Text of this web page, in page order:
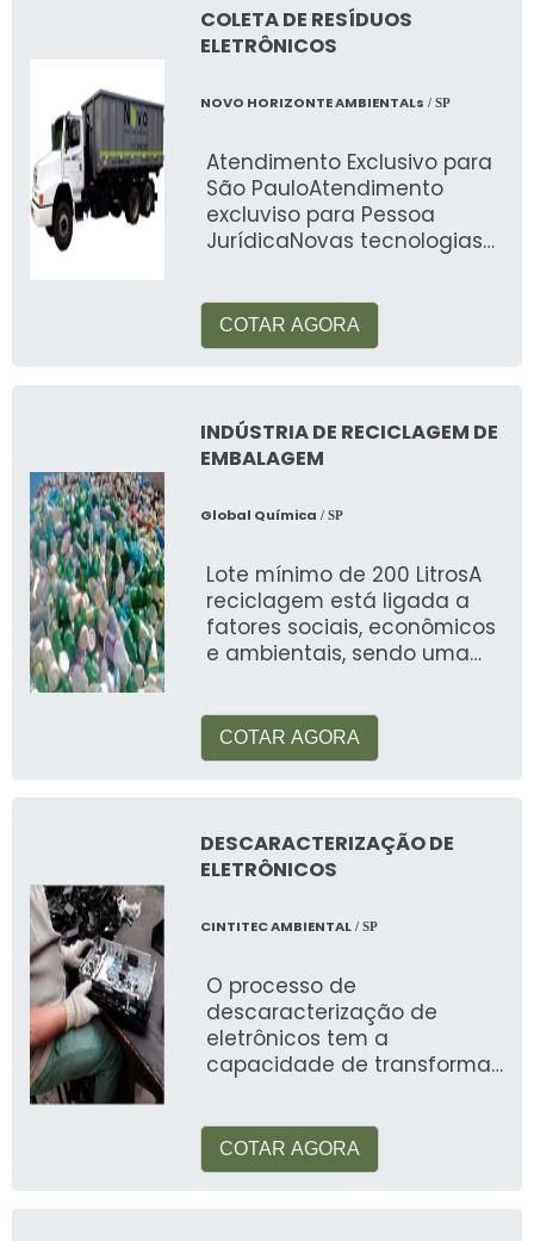
COLETA DE RESÍDUOS
ELETRÔNICOS
NOVO HORIZONTE AMBIENTALs / SP
Atendimento Exclusivo para
São PauloAtendimento
excluviso para Pessoa
JurídicaNovas tecnologias
eletrônic
COTAR AGORA
INDÚSTRIA DE RECICLAGEM DE
EMBALAGEM
Global Química / SP
Lote mínimo de 200 LitrosA
reciclagem está ligada a
fatores sociais, econômicos
e ambientais, sendo uma
COTAR AGORA
DESCARACTERIZAÇÃO DE
ELETRÔNICOS
CINTITEC AMBIENTAL/ SP
O processo de
descaracterização de
eletrônicos tem a
capacidade de transformar
menores, através da t
COTAR AGORA